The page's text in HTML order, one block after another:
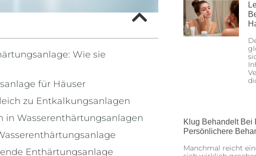
Wie sie
für Häuser
zu Entkalkungsanlagen
in Wasserenthärtungsanlagen
Enthärtungsanlage
Klug Behandelt Bei
Persönlichere
Manchmal reicht